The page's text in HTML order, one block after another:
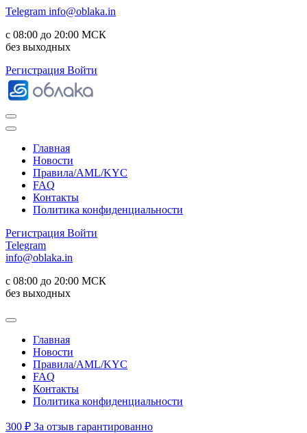
Telegram info@oblaka.in
с 08:00 до 20:00 МСК
без выходных
Регистрация Войти
Главная
Новости
Правила/AML/KYC
FAQ
Контакты
Политика конфиденциальности
Регистрация Войти
Telegram
info@oblaka.in
с 08:00 до 20:00 МСК
без выходных
Главная
Новости
Правила/AML/KYC
FAQ
Контакты
Политика конфиденциальности
300 ₽ За отзыв гарантированно